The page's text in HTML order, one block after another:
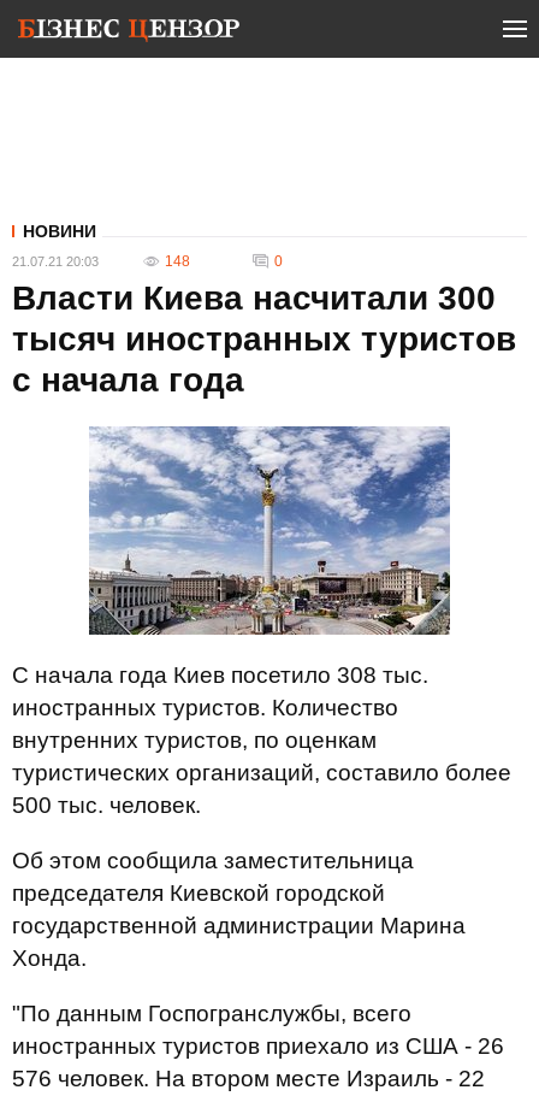
НОВИНИ
21.07.21 20:03 148 0
Власти Киева насчитали 300
тысяч иностранных туристов
с начала года
С начала года Киев посетило 308 тыс.
иностранных туристов. Количество
внутренних туристов, по оценкам
туристических организаций, составило более
500 тыс. человек.
Об этом сообщила заместительница
председателя Киевской городской
государственной администрации Марина
Хонда.
"По данным Госпогранслужбы, всего
иностранных туристов приехало из США - 26
576 человек. На втором месте Израиль - 22